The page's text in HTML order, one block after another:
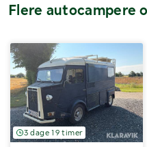
Flere autocampere
3 dage 19 timer